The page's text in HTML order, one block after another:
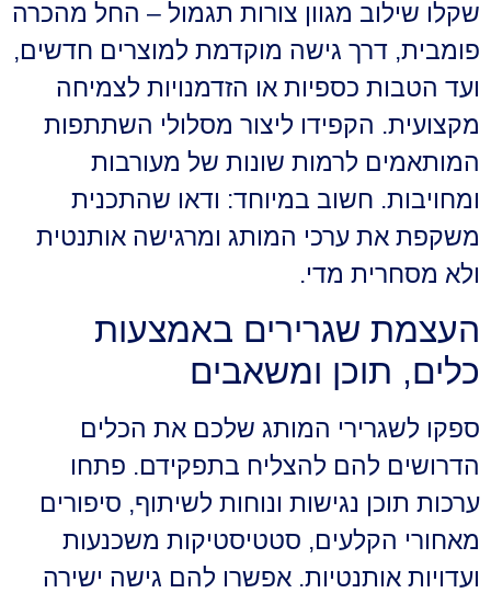
שקלו שילוב מגוון צורות תגמול – החל מהכרה
פומבית, דרך גישה מוקדמת למוצרים חדשים,
ועד הטבות כספיות או הזדמנויות לצמיחה
מקצועית. הקפידו ליצור מסלולי השתתפות
המותאמים לרמות שונות של מעורבות
ומחויבות. חשוב במיוחד: ודאו שהתכנית
משקפת את ערכי המותג ומרגישה אותנטית
ולא מסחרית מדי.
העצמת שגרירים באמצעות
כלים, תוכן ומשאבים
ספקו לשגרירי המותג שלכם את הכלים
הדרושים להם להצליח בתפקידם. פתחו
ערכות תוכן נגישות ונוחות לשיתוף, סיפורים
מאחורי הקלעים, סטטיסטיקות משכנעות
ועדויות אותנטיות. אפשרו להם גישה ישירה